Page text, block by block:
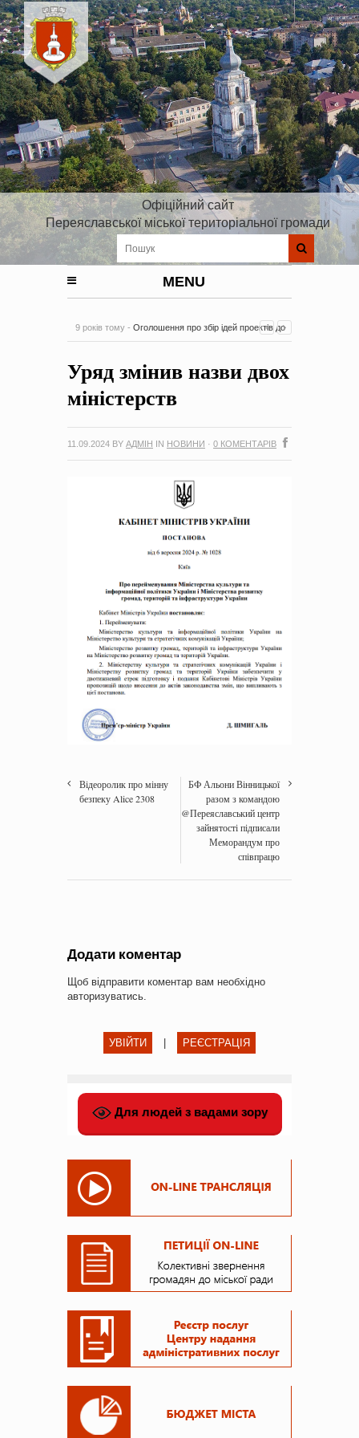
Офіційний сайт
Переяславської міської територіальної громади
MENU
9 років тому - Оголошення про збір ідей проектів до
на період 2018 – 2020 роки Оголошення про збір ідей
проектів -
Уряд змінив назви двох
міністерств
11.09.2024 BY АДМІН IN НОВИНИ · 0 КОМЕНТАРІВ
Відеоролик про мінну
безпеку Alice 2308
БФ Альони Вінницької
разом з командою
@Переяславський центр
зайнятості підписали
Меморандум про
співпрацю
Додати коментар
Щоб відправити коментар вам необхідно
авторизуватись.
УВІЙТИ РЕЄСТРАЦІЯ
Для людей з вадами зору